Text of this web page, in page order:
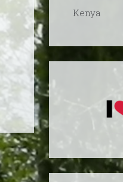
Kenya